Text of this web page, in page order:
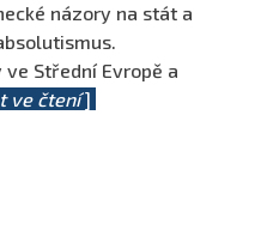
názory na stát a
Střední Evropě a
ve čtení]